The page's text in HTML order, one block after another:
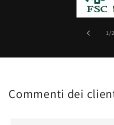
1/
Commenti dei